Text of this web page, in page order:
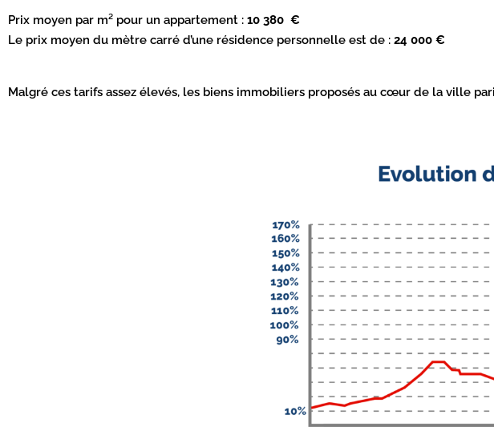
Prix moyen par m² pour un appartement : 10 380 €
Le prix moyen du mètre carré d’une résidence personnelle est de : 24 000 €
Malgré ces tarifs assez élevés, les biens immobiliers proposés au cœur de la ville